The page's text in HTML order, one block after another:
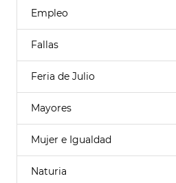
Empleo
Fallas
Feria de Julio
Mayores
Mujer e Igualdad
Naturia